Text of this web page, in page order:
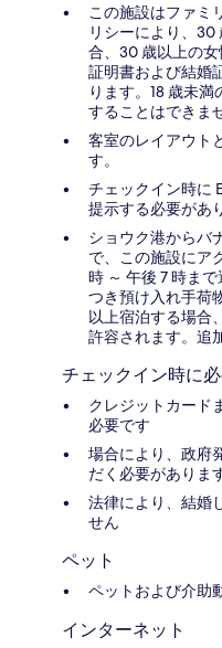
この施設はファミ
リシーにより、
合、30 歳以上の
証明書および結婚
ります。18 歳未
することはできま
客室のレイアウト
す。
チェックイン時に
提示する必要があ
ショウク港からバ
で、この施設にア
時 ～ 午後 7 時ま
つき預け入れ手荷
以上宿泊する場合
許容されます。追
チェックイン時に
クレジットカード
必要です
場合により、政府
だく必要がありま
法律により、結婚
せん
ペット
ペットおよび介助
インターネット